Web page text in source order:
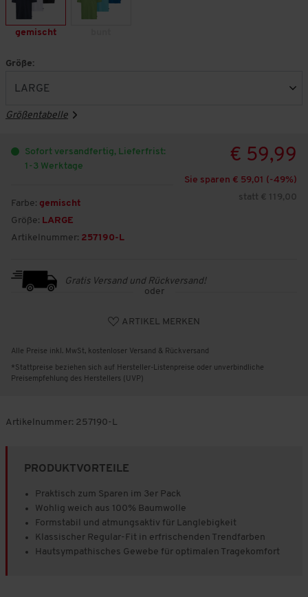
gemischt
Größe:
Größentabelle
Sofort versandfertig, Lieferfrist:
1-3 Werktage
Farbe: gemischt
Größe: LARGE
Artikelnummer: 257190-L
€ 59,99
Sie sparen € 59,01 (-49%)
statt € 119,00
Gratis Versand und Rückversand!
oder
ARTIKEL MERKEN
Alle Preise inkl. MwSt, kostenloser Versand & Rückversand
*Stattpreise beziehen sich auf Hersteller-Listenpreise oder unverbindliche
Preisempfehlung des Herstellers (UVP)
Artikelnummer: 257190-L
PRODUKTVORTEILE
Praktisch zum Sparen im 3er Pack
Wohlig weich aus 100% Baumwolle
Formstabil und atmungsaktiv für Langlebigkeit
Klassischer Regular-Fit in erfrischenden Trendfarben
Hautsympathisches Gewebe für optimalen Tragekomfort